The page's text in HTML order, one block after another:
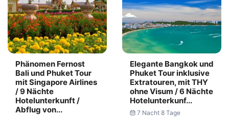
Phänomen Fernost
Bali und Phuket Tour
mit Singapore Airlines
/ 9 Nächte
Hotelunterkunft /
Abflug von...
Elegante Bangkok und
Phuket Tour inklusive
Extratouren, mit THY
ohne Visum / 6 Nächte
Hotelunterkunf...
7 Nacht 8 Tage